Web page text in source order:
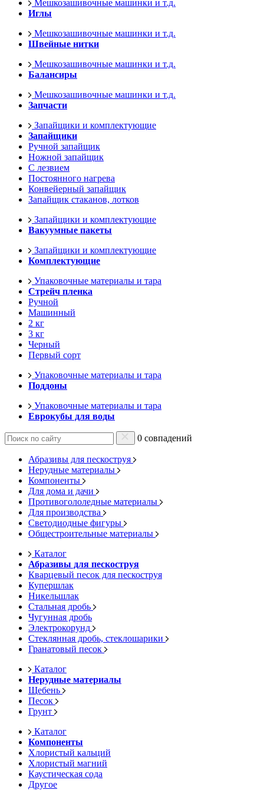
Мешкозашивочные машинки и т.д.
Иглы
Мешкозашивочные машинки и т.д.
Швейные нитки
Мешкозашивочные машинки и т.д.
Балансиры
Мешкозашивочные машинки и т.д.
Запчасти
Запайщики и комплектующие
Запайщики
Ручной запайщик
Ножной запайщик
С лезвием
Постоянного нагрева
Конвейерный запайщик
Запайщик стаканов, лотков
Запайщики и комплектующие
Вакуумные пакеты
Запайщики и комплектующие
Комплектующие
Упаковочные материалы и тара
Стрейч пленка
Ручной
Машинный
2 кг
3 кг
Черный
Первый сорт
Упаковочные материалы и тара
Поддоны
Упаковочные материалы и тара
Еврокубы для воды
0 совпадений
Абразивы для пескоструя
Нерудные материалы
Компоненты
Для дома и дачи
Противогололедные материалы
Для производства
Светодиодные фигуры
Общестроительные материалы
Каталог
Абразивы для пескоструя
Кварцевый песок для пескоструя
Купершлак
Никельшлак
Стальная дробь
Чугунная дробь
Электрокорунд
Стеклянная дробь, стеклошарики
Гранатовый песок
Каталог
Нерудные материалы
Щебень
Песок
Грунт
Каталог
Компоненты
Хлористый кальций
Хлористый магний
Каустическая сода
Другое